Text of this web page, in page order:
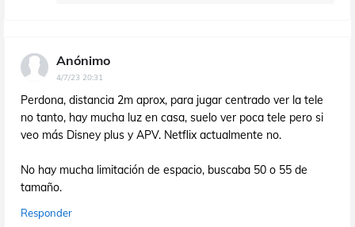
Anónimo
4/7/23 20:31
Perdona, distancia 2m aprox, para jugar centrado ver la tele
no tanto, hay mucha luz en casa, suelo ver poca tele pero si
veo más Disney plus y APV. Netflix actualmente no.
No hay mucha limitación de espacio, buscaba 50 o 55 de
tamaño.
Responder